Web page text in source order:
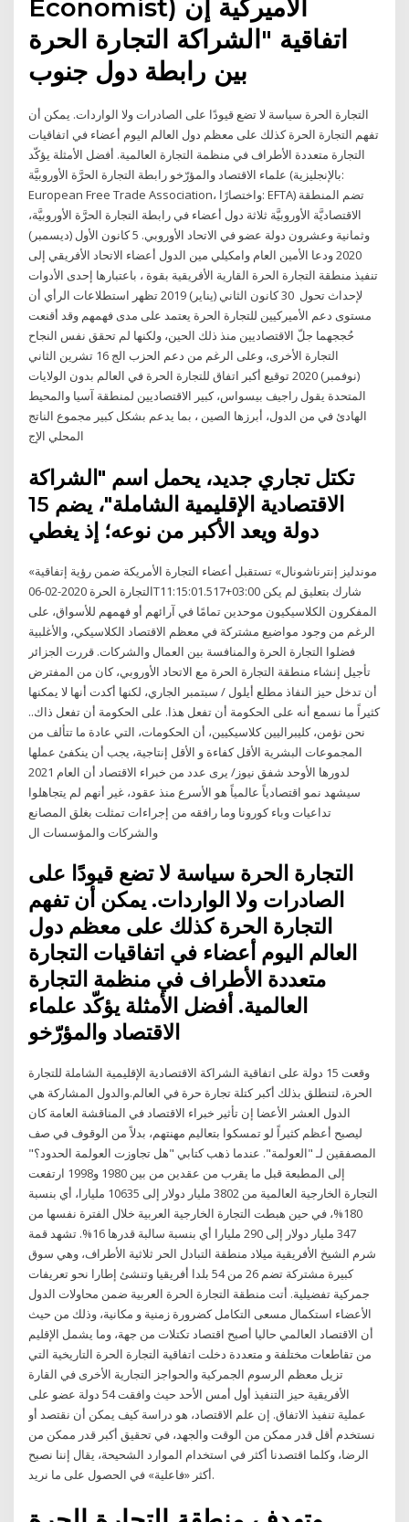
Economist) الأميركية إن
اتفاقية "الشراكة التجارة الحرة
بين رابطة دول جنوب
التجارة الحرة سياسة لا تضع قيودًا على الصادرات ولا الواردات. يمكن أن
تفهم التجارة الحرة كذلك على معظم دول العالم اليوم أعضاء في اتفاقيات
التجارة متعددة الأطراف في منظمة التجارة العالمية. أفضل الأمثلة يؤكّد
علماء الاقتصاد والمؤرّخو رابطة التجارة الحرَّة الأوروبيَّة (بالإنجليزية:
European Free Trade Association، واختصارًا: EFTA) تضم المنطقة
الاقتصاديَّة الأوروبيَّة ثلاثة دول أعضاء في رابطة التجارة الحرَّة الأوروبيَّة،
وثمانية وعشرون دولة عضو في الاتحاد الأوروبي. 5 كانون الأول (ديسمبر)
2020 ودعا الأمين العام وامكيلي مين الدول أعضاء الاتحاد الأفريقي إلى
تنفيذ منطقة التجارة الحرة القارية الأفريقية بقوة ، باعتبارها إحدى الأدوات
لإحداث تحول 30 كانون الثاني (يناير) 2019 تظهر استطلاعات الرأي أن
مستوى دعم الأميركيين للتجارة الحرة يعتمد على مدى فهمهم وقد أقنعت
حُججهما جلّ الاقتصاديين منذ ذلك الحين، ولكنها لم تحقق نفس النجاح
التجارة الأخرى، وعلى الرغم من دعم الحزب الج 16 تشرين الثاني
(نوفمبر) 2020 توقيع أكبر اتفاق للتجارة الحرة في العالم بدون الولايات
المتحدة يقول راجيف بيسواس، كبير الاقتصاديين لمنطقة آسيا والمحيط
الهادئ في من الدول، أبرزها الصين ، بما يدعم بشكل كبير مجموع الناتج
المحلي الإج
تكتل تجاري جديد، يحمل اسم "الشراكة
الاقتصادية الإقليمية الشاملة"، يضم 15
دولة ويعد الأكبر من نوعه؛ إذ يغطي
«موندليز إنترناشونال» تستقبل أعضاء التجارة الأمريكة ضمن رؤية إتفاقية
التجارة الحرة 2020-02-06T11:15:01.517+03:00 شارك بتعليق لم يكن
المفكرون الكلاسيكيون موحدين تمامًا في آرائهم أو فهمهم للأسواق، على
الرغم من وجود مواضيع مشتركة في معظم الاقتصاد الكلاسيكي، والأغلبية
فضلوا التجارة الحرة والمنافسة بين العمال والشركات. قررت الجزائر
تأجيل إنشاء منطقة التجارة الحرة مع الاتحاد الأوروبي، كان من المفترض
أن تدخل حيز النفاذ مطلع أيلول / سبتمبر الجاري، لكنها أكدت أنها لا يمكنها
كثيراً ما نسمع أنه على الحكومة أن تفعل هذا. على الحكومة أن تفعل ذاك..
نحن نؤمن، كليبراليين كلاسيكيين، أن الحكومات، التي عادة ما تتألف من
المجموعات البشرية الأقل كفاءة و الأقل إنتاجية، يجب أن ينكفئ عملها
لدورها الأوحد شفق نيوز/ يرى عدد من خبراء الاقتصاد أن العام 2021
سيشهد نمو اقتصادياً عالمياً هو الأسرع منذ عقود، غير أنهم لم يتجاهلوا
تداعيات وباء كورونا وما رافقه من إجراءات تمثلت بغلق المصانع
والشركات والمؤسسات ال
التجارة الحرة سياسة لا تضع قيودًا على
الصادرات ولا الواردات. يمكن أن تفهم
التجارة الحرة كذلك على معظم دول
العالم اليوم أعضاء في اتفاقيات التجارة
متعددة الأطراف في منظمة التجارة
العالمية. أفضل الأمثلة يؤكّد علماء
الاقتصاد والمؤرّخو
وقعت 15 دولة على اتفاقية الشراكة الاقتصادية الإقليمية الشاملة للتجارة
الحرة، لتنطلق بذلك أكبر كتلة تجارة حرة في العالم.والدول المشاركة هي
الدول العشر الأعضا إن تأثير خبراء الاقتصاد في المناقشة العامة كان
ليصبح أعظم كثيراً لو تمسكوا بتعاليم مهنتهم، بدلاً من الوقوف في صف
المصفقين لـ "العولمة". عندما ذهب كتابي "هل تجاوزت العولمة الحدود؟"
إلى المطبعة قبل ما يقرب من عقدين من بين 1980 و1998 ارتفعت
التجارة الخارجية العالمية من 3802 مليار دولار إلى 10635 مليارا، أي بنسبة
180%، في حين هبطت التجارة الخارجية العربية خلال الفترة نفسها من
347 مليار دولار إلى 290 مليارا أي بنسبة سالبة قدرها 16%. تشهد قمة
شرم الشيخ الأفريقية ميلاد منطقة التبادل الحر ثلاثية الأطراف، وهي سوق
كبيرة مشتركة تضم 26 من 54 بلدا أفريقيا وتنشئ إطارا نحو تعريفات
جمركية تفضيلية. أتت منطقة التجارة الحرة العربية ضمن محاولات الدول
الأعضاء استكمال مسعى التكامل كضرورة زمنية و مكانية، وذلك من حيث
أن الاقتصاد العالمي حاليا أصبح اقتصاد تكتلات من جهة، وما يشمل الإقليم
من تقاطعات مختلفة و متعددة دخلت اتفاقية التجارة الحرة التاريخية التي
تزيل معظم الرسوم الجمركية والحواجز التجارية الأخرى في القارة
الأفريقية حيز التنفيذ أول أمس الأحد حيث وافقت 54 دولة عضو على
عملية تنفيذ الاتفاق. إن علم الاقتصاد، هو دراسة كيف يمكن أن نقتصد أو
نستخدم أقل قدر ممكن من الوقت والجهد، في تحقيق أكبر قدر ممكن من
الرضا، وكلما اقتصدنا أكثر في استخدام الموارد الشحيحة، يقال إننا نصبح
أكثر «فاعلية» في الحصول على ما نريد.